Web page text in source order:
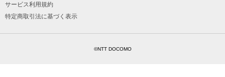
サービス利用規約
特定商取引法に基づく表示
©NTT DOCOMO